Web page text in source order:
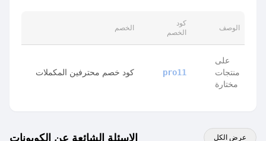
الخصم
كود
الخصم
الوصف
كود خصم محترفين المكملات pro11
على
منتجات
مختارة
الاسئلة الشائعة عن الكوبونات عرض الكل